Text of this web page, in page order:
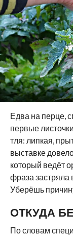
Едва на перце,
первые
тля: липкая,
выставке
который ведёт
фраза застряла
Уберёшь
ОТКУДА
По словам